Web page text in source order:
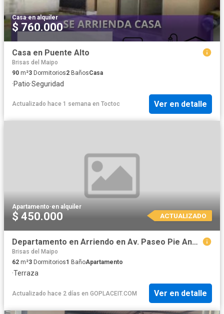
Casa·en alquiler
$ 760.000
Casa en Puente Alto
Brisas del Maipo
90 m²3 Dormitorios2 BañosCasa
·Patio·Seguridad
Actualizado hace 1 semana en Toctoc Ver en detalle
Apartamento·en alquiler
$ 450.000 ACTUALIZADO
Departamento en Arriendo en Av. Paseo Pie Andino 02726
Brisas del Maipo
62 m²3 Dormitorios1 BañoApartamento
·Terraza
Actualizado hace 2 días en GOPLACEIT.COM Ver en detalle